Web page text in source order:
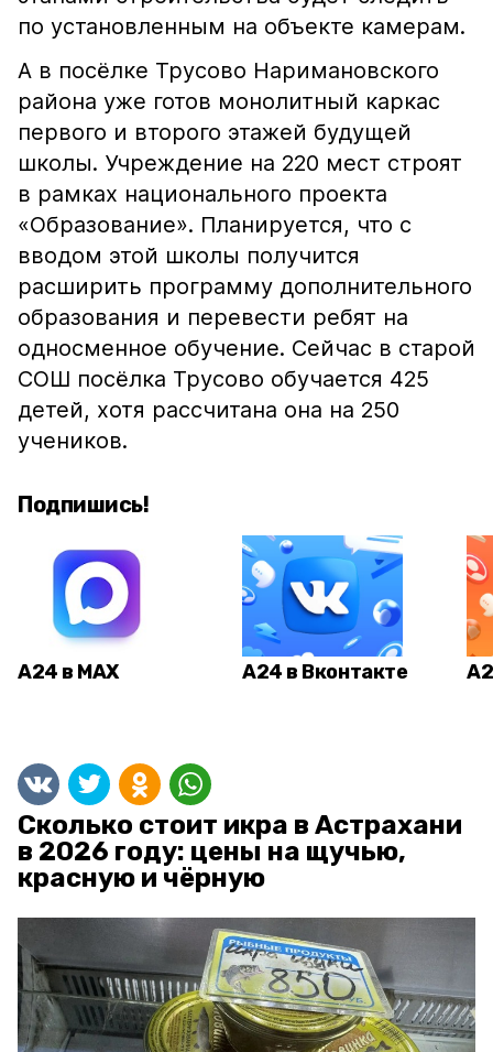
по установленным на объекте камерам.
А в посёлке Трусово Наримановского
района уже готов монолитный каркас
первого и второго этажей будущей
школы. Учреждение на 220 мест строят
в рамках национального проекта
«Образование». Планируется, что с
вводом этой школы получится
расширить программу дополнительного
образования и перевести ребят на
односменное обучение. Сейчас в старой
СОШ посёлка Трусово обучается 425
детей, хотя рассчитана она на 250
учеников.
Подпишись!
А24 в MAX А24 в Вконтакте
Сколько стоит икра в Астрахани
в 2026 году: цены на щучью,
красную и чёрную